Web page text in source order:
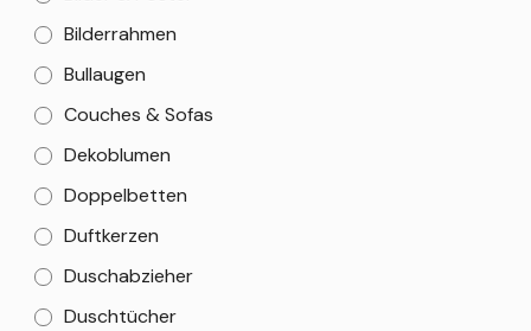
Bilderrahmen
Bullaugen
Couches & Sofas
Dekoblumen
Doppelbetten
Duftkerzen
Duschabzieher
Duschtücher